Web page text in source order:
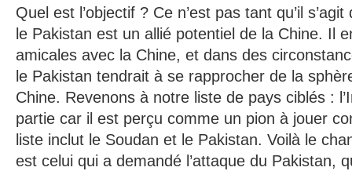
Quel est l’objectif ? Ce n’est pas tant qu’il
le Pakistan est un allié potentiel de la Chine. Il
amicales avec la Chine, et dans des
le Pakistan tendrait à se rapprocher de la
Chine. Revenons à notre liste de pays ciblés :
partie car il est perçu comme un pion à jouer
liste inclut le Soudan et le Pakistan. Voilà le
est celui qui a demandé l’attaque du Pakistan,